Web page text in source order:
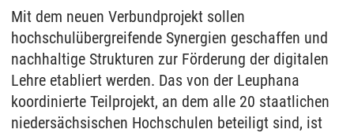
Mit dem neuen Verbundprojekt sollen
hochschulübergreifende Synergien geschaffen und
nachhaltige Strukturen zur Förderung der digitalen
Lehre etabliert werden. Das von der Leuphana
koordinierte Teilprojekt, an dem alle 20 staatlichen
niedersächsischen Hochschulen beteiligt sind, ist